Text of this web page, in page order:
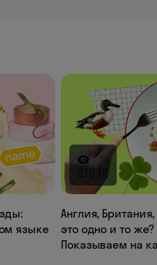
языке
216.1K
Англия,
это одно и то
Показываем на